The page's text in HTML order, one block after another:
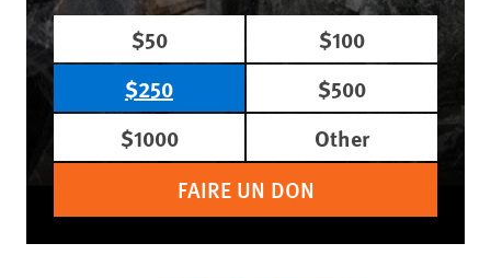
$50
$100
$250
$500
$1000
Other
FAIRE UN DON